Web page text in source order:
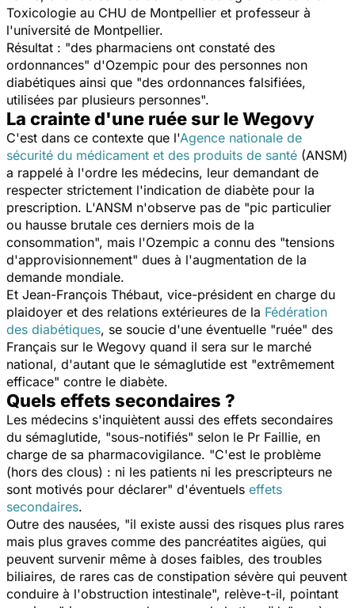
Toxicologie au CHU de Montpellier et professeur à
l'université de Montpellier.
Résultat : "des pharmaciens ont constaté des
ordonnances" d'Ozempic pour des personnes non
diabétiques ainsi que "des ordonnances falsifiées,
utilisées par plusieurs personnes".
La crainte d'une ruée sur le Wegovy
C'est dans ce contexte que l'Agence nationale de
sécurité du médicament et des produits de santé (ANSM)
a rappelé à l'ordre les médecins, leur demandant de
respecter strictement l'indication de diabète pour la
prescription. L'ANSM n'observe pas de "pic particulier
ou hausse brutale ces derniers mois de la
consommation", mais l'Ozempic a connu des "tensions
d'approvisionnement" dues à l'augmentation de la
demande mondiale.
Et Jean-François Thébaut, vice-président en charge du
plaidoyer et des relations extérieures de la Fédération
des diabétiques, se soucie d'une éventuelle "ruée" des
Français sur le Wegovy quand il sera sur le marché
national, d'autant que le sémaglutide est "extrêmement
efficace" contre le diabète.
Quels effets secondaires ?
Les médecins s'inquiètent aussi des effets secondaires
du sémaglutide, "sous-notifiés" selon le Pr Faillie, en
charge de sa pharmacovigilance. "C'est le problème
(hors des clous) : ni les patients ni les prescripteurs ne
sont motivés pour déclarer" d'éventuels effets
secondaires.
Outre des nausées, "il existe aussi des risques plus rares
mais plus graves comme des pancréatites aigües, qui
peuvent survenir même à doses faibles, des troubles
biliaires, de rares cas de constipation sévère qui peuvent
conduire à l'obstruction intestinale", relève-t-il, pointant